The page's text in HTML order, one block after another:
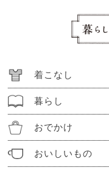
着こなし
暮らし
おでかけ
おいしいもの